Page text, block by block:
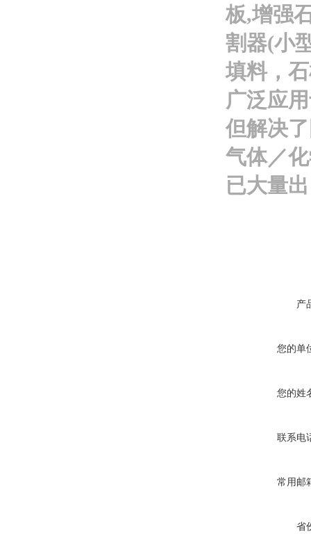
板,增强
割器(小
填料，
广泛应
但解决
气体／
已大量
产
您的单
您的姓
联系电
常用邮
省